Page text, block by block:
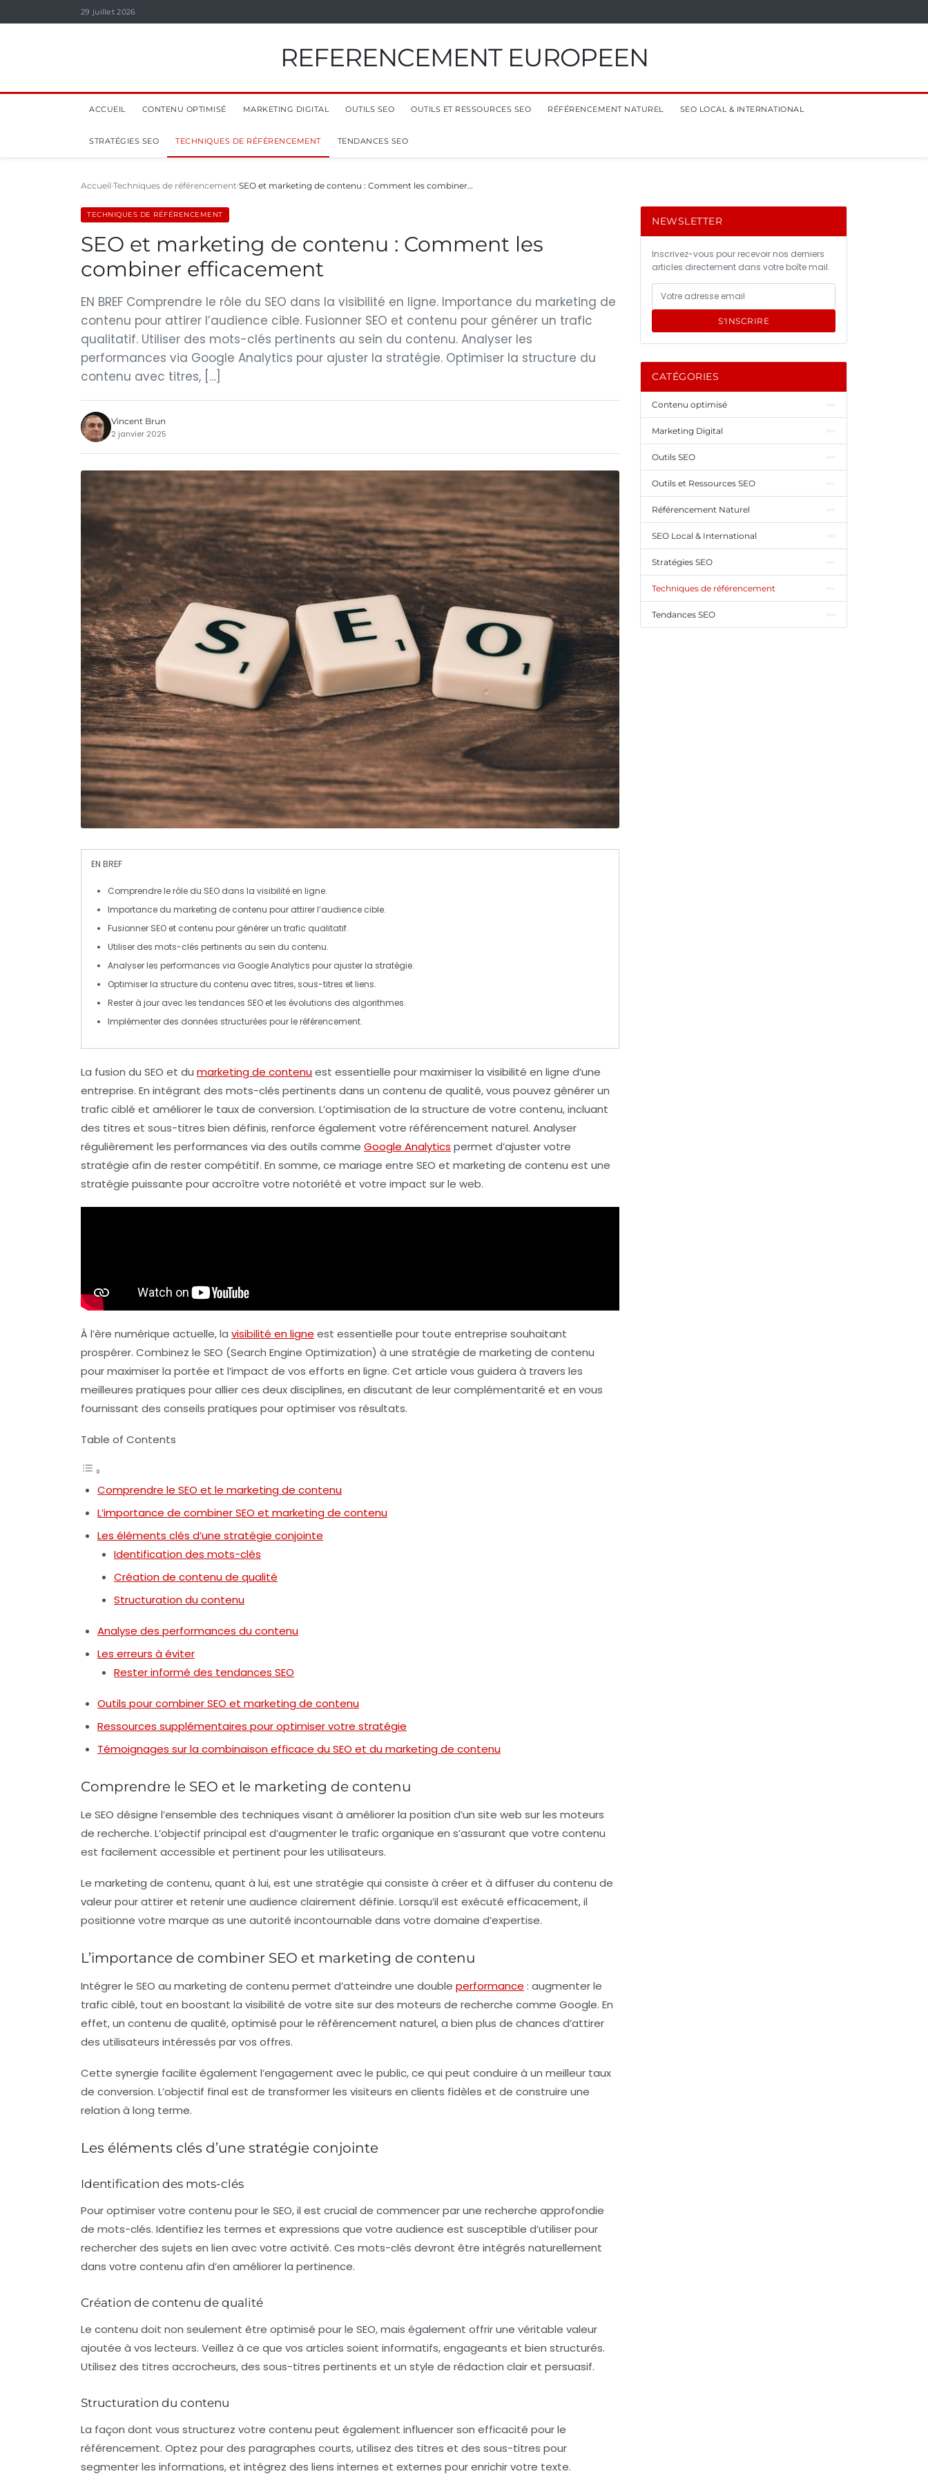
29 juillet 2026
REFERENCEMENT EUROPEEN
ACCUEIL CONTENU OPTIMISÉ MARKETING DIGITAL OUTILS SEO OUTILS ET RESSOURCES SEO RÉFÉRENCEMENT NATUREL SEO LOCAL & INTERNATIONAL
STRATÉGIES SEO TECHNIQUES DE RÉFÉRENCEMENT TENDANCES SEO
Accueil Techniques de référencement SEO et marketing de contenu : Comment les combiner…
TECHNIQUES DE RÉFÉRENCEMENT
SEO et marketing de contenu : Comment les
combiner efficacement
EN BREF Comprendre le rôle du SEO dans la visibilité en ligne. Importance du marketing de
contenu pour attirer l’audience cible. Fusionner SEO et contenu pour générer un trafic
qualitatif. Utiliser des mots-clés pertinents au sein du contenu. Analyser les
performances via Google Analytics pour ajuster la stratégie. Optimiser la structure du
contenu avec titres, […]
Vincent Brun
2 janvier 2025
EN BREF
Comprendre le rôle du SEO dans la visibilité en ligne.
Importance du marketing de contenu pour attirer l’audience cible.
Fusionner SEO et contenu pour générer un trafic qualitatif.
Utiliser des mots-clés pertinents au sein du contenu.
Analyser les performances via Google Analytics pour ajuster la stratégie.
Optimiser la structure du contenu avec titres, sous-titres et liens.
Rester à jour avec les tendances SEO et les évolutions des algorithmes.
Implémenter des données structurées pour le référencement.
La fusion du SEO et du marketing de contenuest essentielle pour maximiser la visibilité en ligne d’une
entreprise. En intégrant des mots-clés pertinents dans un contenu de qualité, vous pouvez générer un
trafic ciblé et améliorer le taux de conversion. L’optimisation de la structure de votre contenu, incluant
des titres et sous-titres bien définis, renforce également votre référencement naturel. Analyser
régulièrement les performances via des outils comme Google Analytics permet d’ajuster votre
stratégie afin de rester compétitif. En somme, ce mariage entre SEO et marketing de contenu est une
stratégie puissante pour accroître votre notoriété et votre impact sur le web.
À l’ère numérique actuelle, la visibilité en ligne est essentielle pour toute entreprise souhaitant
prospérer. Combinez le SEO (Search Engine Optimization) à une stratégie de marketing de contenu
pour maximiser la portée et l’impact de vos efforts en ligne. Cet article vous guidera à travers les
meilleures pratiques pour allier ces deux disciplines, en discutant de leur complémentarité et en vous
fournissant des conseils pratiques pour optimiser vos résultats.
Table of Contents
Comprendre le SEO et le marketing de contenu
L’importance de combiner SEO et marketing de contenu
Les éléments clés d’une stratégie conjointe
Identification des mots-clés
Création de contenu de qualité
Structuration du contenu
Analyse des performances du contenu
Les erreurs à éviter
Rester informé des tendances SEO
Outils pour combiner SEO et marketing de contenu
Ressources supplémentaires pour optimiser votre stratégie
Témoignages sur la combinaison efficace du SEO et du marketing de contenu
Comprendre le SEO et le marketing de contenu
Le SEO désigne l’ensemble des techniques visant à améliorer la position d’un site web sur les moteurs
de recherche. L’objectif principal est d’augmenter le trafic organique en s’assurant que votre contenu
est facilement accessible et pertinent pour les utilisateurs.
Le marketing de contenu, quant à lui, est une stratégie qui consiste à créer et à diffuser du contenu de
valeur pour attirer et retenir une audience clairement définie. Lorsqu’il est exécuté efficacement, il
positionne votre marque as une autorité incontournable dans votre domaine d’expertise.
L’importance de combiner SEO et marketing de contenu
Intégrer le SEO au marketing de contenu permet d’atteindre une double performance : augmenter le
trafic ciblé, tout en boostant la visibilité de votre site sur des moteurs de recherche comme Google. En
effet, un contenu de qualité, optimisé pour le référencement naturel, a bien plus de chances d’attirer
des utilisateurs intéressés par vos offres.
Cette synergie facilite également l’engagement avec le public, ce qui peut conduire à un meilleur taux
de conversion. L’objectif final est de transformer les visiteurs en clients fidèles et de construire une
relation à long terme.
Les éléments clés d’une stratégie conjointe
Identification des mots-clés
Pour optimiser votre contenu pour le SEO, il est crucial de commencer par une recherche approfondie
de mots-clés. Identifiez les termes et expressions que votre audience est susceptible d’utiliser pour
rechercher des sujets en lien avec votre activité. Ces mots-clés devront être intégrés naturellement
dans votre contenu afin d’en améliorer la pertinence.
Création de contenu de qualité
Le contenu doit non seulement être optimisé pour le SEO, mais également offrir une véritable valeur
ajoutée à vos lecteurs. Veillez à ce que vos articles soient informatifs, engageants et bien structurés.
Utilisez des titres accrocheurs, des sous-titres pertinents et un style de rédaction clair et persuasif.
Structuration du contenu
La façon dont vous structurez votre contenu peut également influencer son efficacité pour le
référencement. Optez pour des paragraphes courts, utilisez des titres et des sous-titres pour
segmenter les informations, et intégrez des liens internes et externes pour enrichir votre texte.
NEWSLETTER
Inscrivez-vous pour recevoir nos derniers
articles directement dans votre boîte mail.
S'INSCRIRE
CATÉGORIES
Contenu optimisé
Marketing Digital
Outils SEO
Outils et Ressources SEO
Référencement Naturel
SEO Local & International
Stratégies SEO
Techniques de référencement
Tendances SEO